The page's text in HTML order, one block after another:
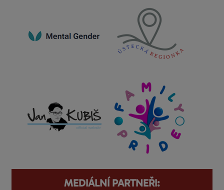
MEDIÁLNÍ PARTNEŘI: